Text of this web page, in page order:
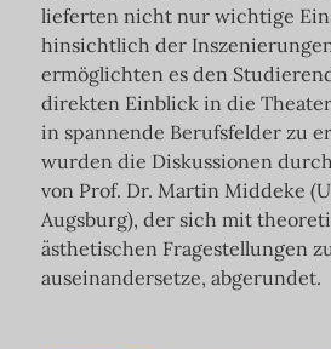
lieferten nicht nur wichtige
hinsichtlich der
ermöglichten es den
direkten Einblick in die
in spannende Berufsfelder zu
wurden die Diskussionen
von Prof. Dr. Martin Middeke
Augsburg), der sich mit
ästhetischen Fragestellungen
auseinandersetze, abgerundet.